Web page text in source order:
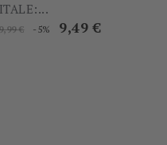
€ -5% Prezzo
9,49 €